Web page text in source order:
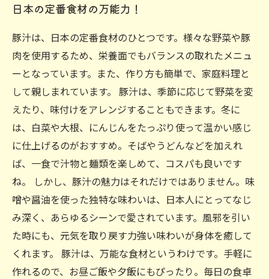
日本の定番食材の万能力！
豚汁は、日本の定番食材のひとつです。様々な野菜や豚
肉を使用するため、栄養面でもバランスの取れたメニュ
ーとなっています。また、作り方も簡単で、家庭料理と
して親しまれています。 豚汁は、季節に応じて野菜を変
えたり、味付けをアレンジすることもできます。冬に
は、白菜や大根、にんじんをたっぷり使って温かい感じ
に仕上げるのがおすすめ。そばやうどんなどを加えれ
ば、一食で汁物と麺類を楽しめて、コスパも良いです
ね。 しかし、豚汁の魅力はそれだけではありません。味
噌や醤油を使った独特な味わいは、日本人にとってなじ
み深く、あらゆるシーンで愛されています。風邪を引い
た時にも、元気を取り戻す力強い味わいが身体を癒して
くれます。 豚汁は、万能な食材というわけです。手軽に
作れるので、お昼ご飯や夕飯にもぴったり。毎日の食卓